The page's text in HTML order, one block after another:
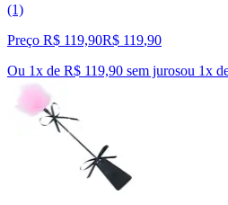
(1)
Preço R$ 119,90R$ 119,90
Ou 1x de R$ 119,90 sem jurosou 1x